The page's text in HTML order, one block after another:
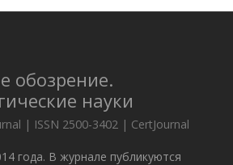
обозрение.
науки
| ISSN 2500-3402 | CertJournal
года. В журнале публикуются